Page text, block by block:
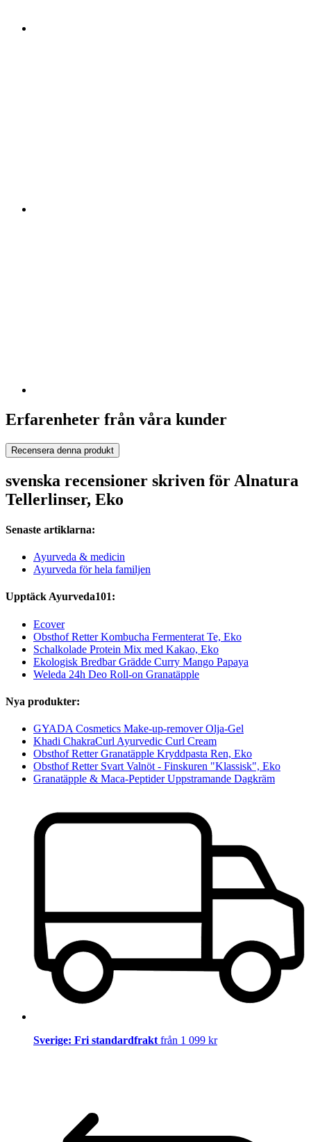
Erfarenheter från våra kunder
Recensera denna produkt
svenska recensioner skriven för Alnatura
Tellerlinser, Eko
Senaste artiklarna:
Ayurveda & medicin
Ayurveda för hela familjen
Upptäck Ayurveda101:
Ecover
Obsthof Retter Kombucha Fermenterat Te, Eko
Schalkolade Protein Mix med Kakao, Eko
Ekologisk Bredbar Grädde Curry Mango Papaya
Weleda 24h Deo Roll-on Granatäpple
Nya produkter:
GYADA Cosmetics Make-up-remover Olja-Gel
Khadi ChakraCurl Ayurvedic Curl Cream
Obsthof Retter Granatäpple Kryddpasta Ren, Eko
Obsthof Retter Svart Valnöt - Finskuren "Klassisk", Eko
Granatäpple & Maca-Peptider Uppstramande Dagkräm
Sverige: Fri standardfrakt från 1 099 kr